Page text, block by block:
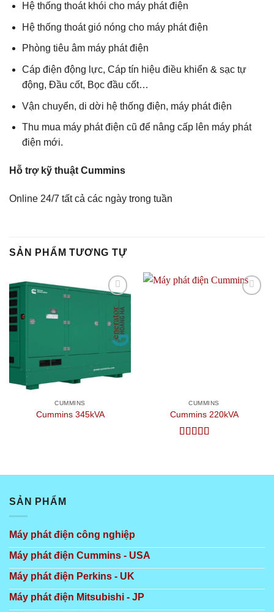
Hệ thống thoát khói cho máy phát điện
Hệ thống thoát gió nóng cho máy phát điện
Phòng tiêu âm máy phát điện
Cáp điện động lực, Cáp tín hiệu điều khiển & sạc tự
động, Đầu cốt, Bọc đầu cốt…
Vận chuyển, di dời hệ thống điện, máy phát điện
Thu mua máy phát điện cũ để nâng cấp lên máy phát
điện mới.
Hỗ trợ kỹ thuật Cummins
Online 24/7 tất cả các ngày trong tuần
SẢN PHẨM TƯƠNG TỰ
wishlist
CUMMINS
Cummins 345kVA
CUMMINS
Cummins 220kVA
SẢN PHẨM
Máy phát điện công nghiệp
Máy phát điện Cummins - USA
Máy phát điện Perkins - UK
Máy phát điện Mitsubishi - JP